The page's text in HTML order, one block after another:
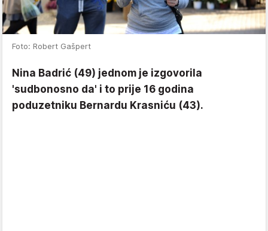
Foto: Robert Gašpert
Nina Badrić (49) jednom je izgovorila
'sudbonosno da' i to prije 16 godina
poduzetniku Bernardu Krasniću (43).